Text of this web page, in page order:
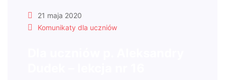
21 maja 2020
Komunikaty dla uczniów